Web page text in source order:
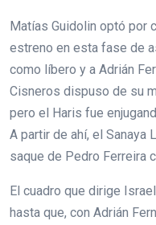
Matías Guidolin optó por
estreno en esta fase de
como líbero y a Adrián
Cisneros dispuso de su
pero el Haris fue
A partir de ahí, el Sanaya
saque de Pedro Ferreira
El cuadro que dirige
hasta que, con Adrián